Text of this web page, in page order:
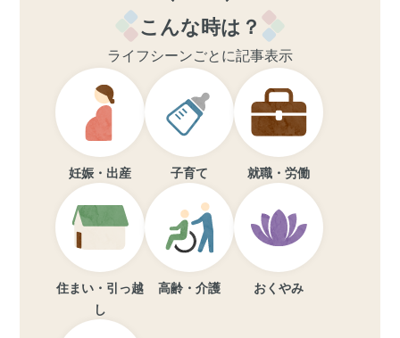
こんな時は？
ライフシーンごとに記事表示
妊娠・出産 子育て 就職・労働
住まい・引っ越
し
高齢・介護 おくやみ